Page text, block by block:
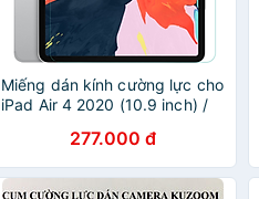
Miếng dán kính cường lực cho
iPad Air 4 2020 (10.9 inch) /
iPad Pro 11 2020 / iPad Pro 11
2018 hiệu Nillkin Amazing H+
Pro - hàng chính hãng
277.000 đ